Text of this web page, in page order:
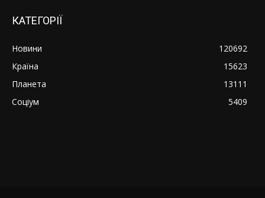
КАТЕГОРІЇ
Новини
120692
Країна
15623
Планета
13111
Соціум
5409